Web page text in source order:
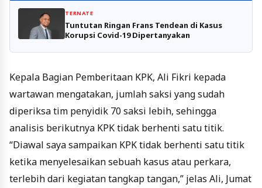
TERNATE
Tuntutan Ringan Frans Tendean di Kasus
Korupsi Covid-19 Dipertanyakan
Kepala Bagian Pemberitaan KPK, Ali Fikri kepada
wartawan mengatakan, jumlah saksi yang sudah
diperiksa tim penyidik 70 saksi lebih, sehingga
analisis berikutnya KPK tidak berhenti satu titik.
“Diawal saya sampaikan KPK tidak berhenti satu titik
ketika menyelesaikan sebuah kasus atau perkara,
terlebih dari kegiatan tangkap tangan,” jelas Ali, Jumat